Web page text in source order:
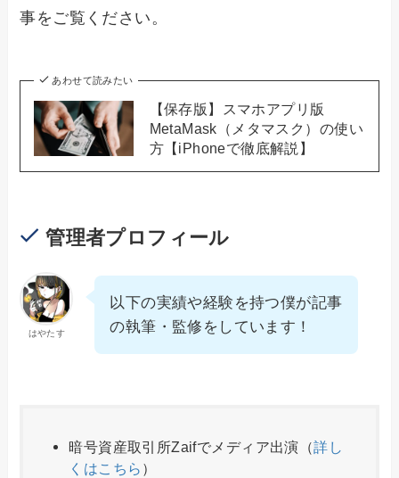
事をご覧ください。
あわせて読みたい
【保存版】スマホアプリ版
MetaMask（メタマスク）の使い
方【iPhoneで徹底解説】
管理者プロフィール
はやたす
以下の実績や経験を持つ僕が記事
の執筆・監修をしています！
暗号資産取引所Zaifでメディア出演（詳し
くはこちら ）